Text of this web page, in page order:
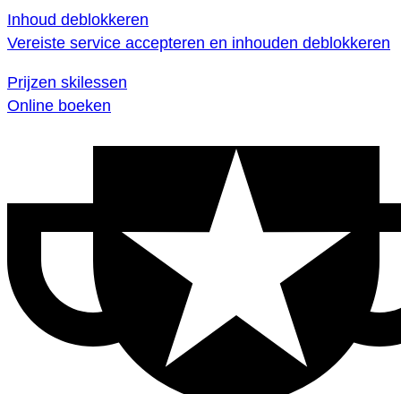
Inhoud deblokkeren
Vereiste service accepteren en inhouden deblokkeren
Prijzen skilessen
Online boeken